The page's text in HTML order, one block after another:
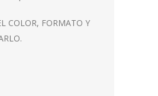
COLOR, FORMATO Y